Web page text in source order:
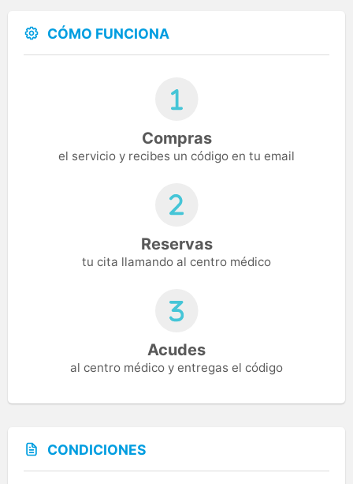
CÓMO FUNCIONA
Compras
el servicio y recibes un código en tu email
Reservas
tu cita llamando al centro médico
Acudes
al centro médico y entregas el código
CONDICIONES